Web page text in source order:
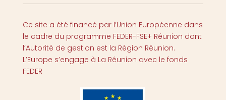
Ce site a été financé par l’Union Européenne dans
le cadre du programme FEDER-FSE+ Réunion dont
l’Autorité de gestion est la Région Réunion.
L’Europe s’engage à La Réunion avec le fonds
FEDER